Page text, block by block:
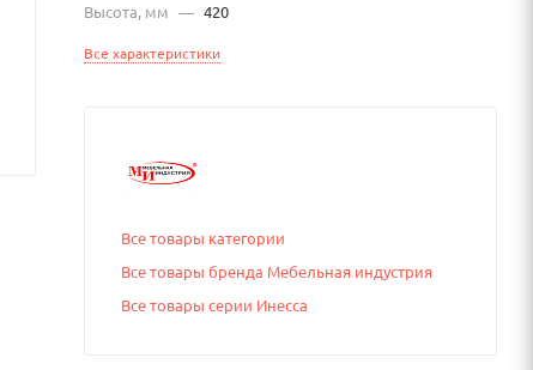
Высота, мм — 420
Все характеристики
Все товары категории
Все товары бренда Мебельная индустрия
Все товары серии Инесса